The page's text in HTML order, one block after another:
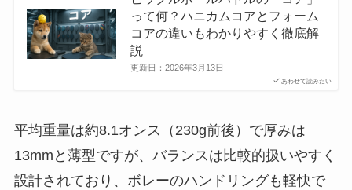
あわせて読みたい
って何？ハニカムコアとフォーム
コアの違いもわかりやすく徹底解
説
更新日： 2026年3月13日
平均重量は約8.1オンス（230g前後）で厚みは
13mmと薄型ですが、バランスは比較的扱いやすく
設計されており、ボレーのハンドリングも軽快で